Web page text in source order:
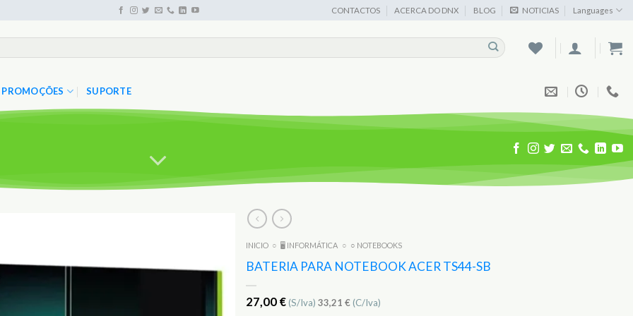
CONTACTOS ACERCA DO DNX BLOG NOTICIAS Languages
PROMOÇÕES SUPORTE
Favoritos
INICIO ○ 🖥️ INFORMÁTICA ○ ○ NOTEBOOKS
BATERIA PARA NOTEBOOK ACER TS44-SB
27,00 € (S/Iva) 33,21 € (C/Iva)